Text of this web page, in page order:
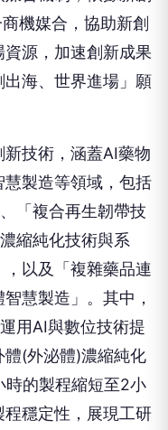
機媒合，協助新創
源，加速創新成果
海、世界進場」願
技術，涵蓋AI藥物
製造等領域，包括
「複合再生韌帶技
縮純化技術與系
以及「複雜藥品連
慧製造」。其中，
用AI與數位技術提
(外泌體)濃縮純化
時的製程縮短至2小
穩定性，展現工研